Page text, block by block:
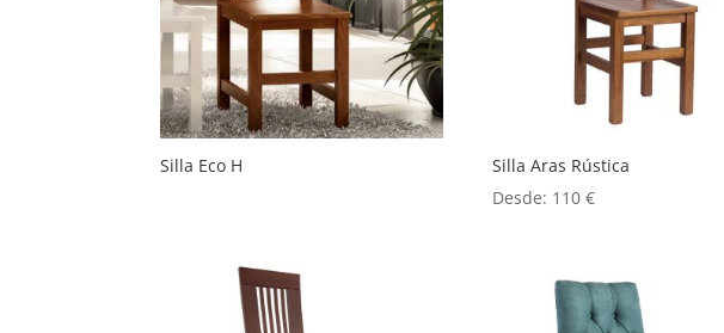
Silla Eco H
Silla Aras Rústica
Desde: 110€